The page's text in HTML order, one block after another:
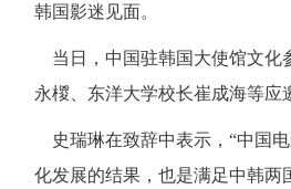
韩国影迷见面。
当日，中国驻韩国大使馆文化
永椶、东洋大学校长崔成海等应
史瑞琳在致辞中表示，“中国
化发展的结果，也是满足中韩两